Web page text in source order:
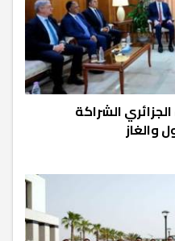
الشراكة
والغاز